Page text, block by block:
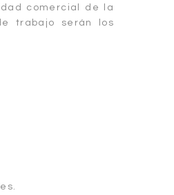
comercial de la
trabajo serán los